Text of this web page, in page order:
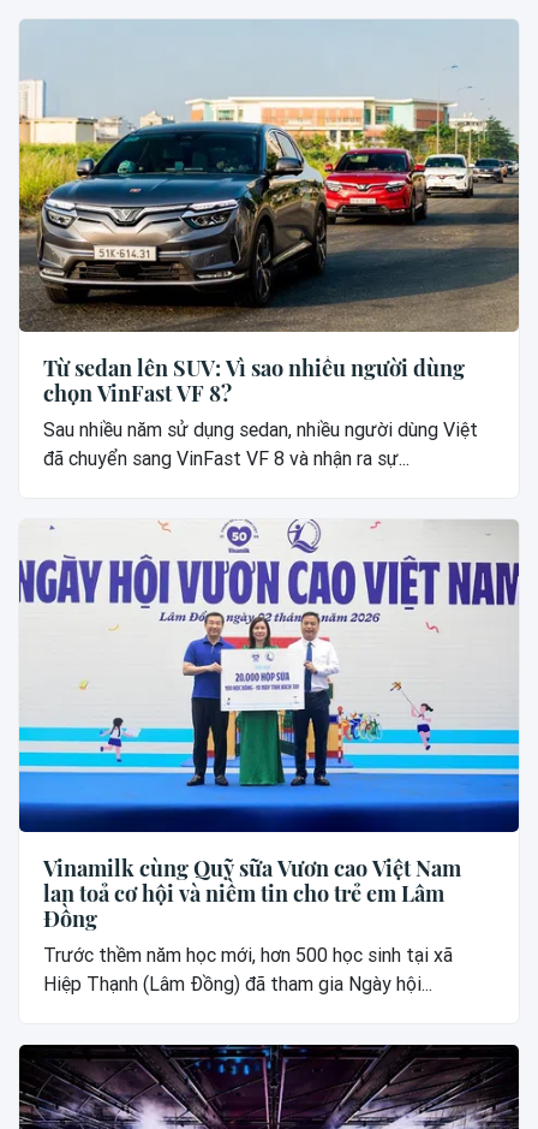
Từ sedan lên SUV: Vì sao nhiều người dùng
chọn VinFast VF 8?
Sau nhiều năm sử dụng sedan, nhiều người dùng Việt
đã chuyển sang VinFast VF 8 và nhận ra sự...
Vinamilk cùng Quỹ sữa Vươn cao Việt Nam
lan toả cơ hội và niềm tin cho trẻ em Lâm
Đồng
Trước thềm năm học mới, hơn 500 học sinh tại xã
Hiệp Thạnh (Lâm Đồng) đã tham gia Ngày hội...